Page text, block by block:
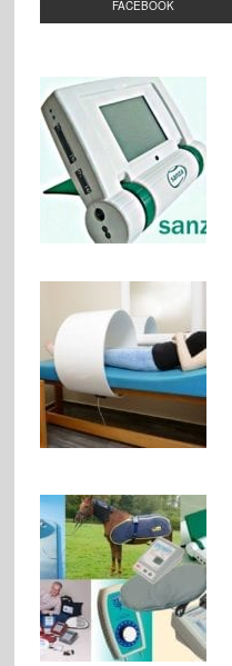
FACEBOOK